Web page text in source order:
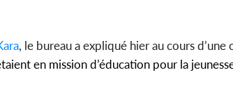
, le bureau a expliqué hier au cours
en mission d’éducation pour la